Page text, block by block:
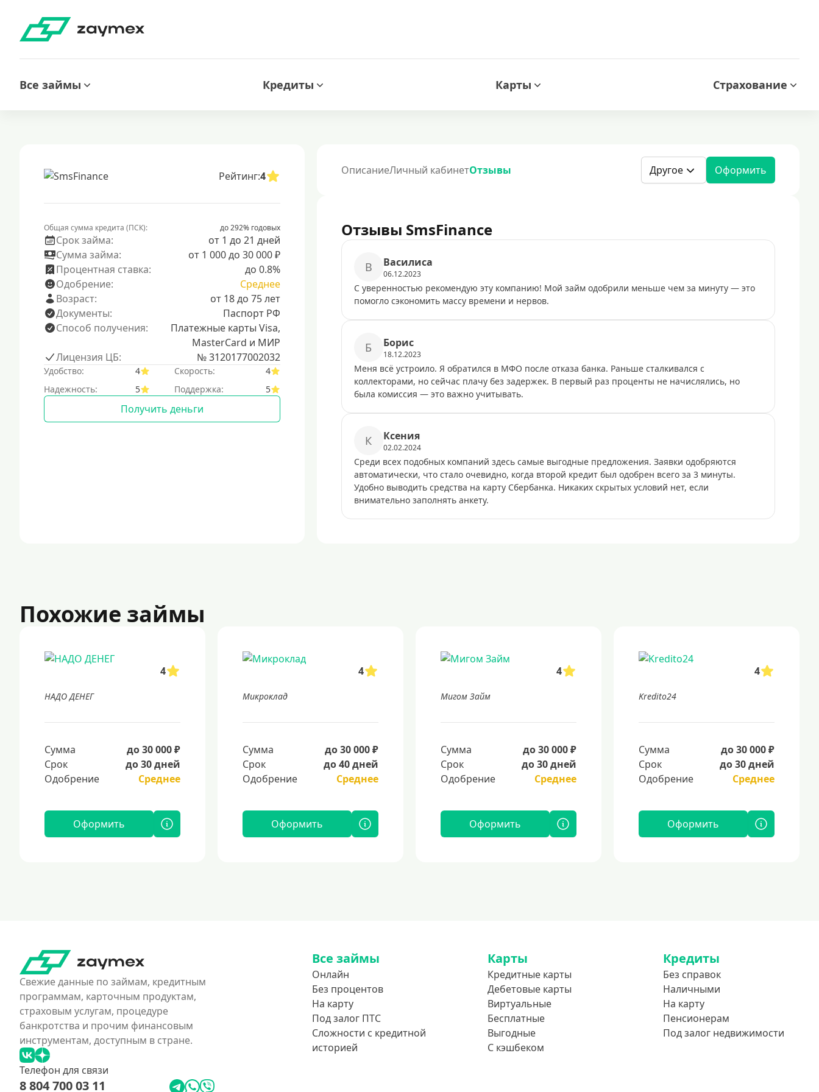
Все займы Кредиты Карты Страхование
Рейтинг:4
Общая сумма кредита (ПСК): до 292% годовых
Срок займа:
от 1 до 21 дней
Сумма займа:
от 1 000 до 30 000 ₽
Процентная ставка:
до 0.8%
Одобрение:
Среднее
Возраст:
от 18 до 75 лет
Документы:
Паспорт РФ
Способ получения:
Платежные карты Visa,
MasterCard и МИР
Лицензия ЦБ:
№ 3120177002032
Удобство: 4 Скорость:
4
Надежность:
5 Поддержка: 5
Получить деньги
ОписаниеЛичный кабинетОтзывы Другое Оформить
Отзывы SmsFinance
В Василиса
06.12.2023
С уверенностью рекомендую эту компанию! Мой займ одобрили меньше чем за минуту — это
помогло сэкономить массу времени и нервов.
Б Борис
18.12.2023
Меня всё устроило. Я обратился в МФО после отказа банка. Раньше сталкивался с
коллекторами, но сейчас плачу без задержек. В первый раз проценты не начислялись, но
была комиссия — это важно учитывать.
К Ксения
02.02.2024
Среди всех подобных компаний здесь самые выгодные предложения. Заявки одобряются
автоматически, что стало очевидно, когда второй кредит был одобрен всего за 3 минуты.
Удобно выводить средства на карту Сбербанка. Никаких скрытых условий нет, если
внимательно заполнять анкету.
Похожие займы
4
НАДО ДЕНЕГ
Сумма
до 30 000 ₽
Срок
до 30 дней
Одобрение
Среднее
Оформить
4
Микроклад
Сумма
до 30 000 ₽
Срок
до 40 дней
Одобрение
Среднее
Оформить
4
Мигом Займ
Сумма
до 30 000 ₽
Срок
до 30 дней
Одобрение
Среднее
Оформить
4
Kredito24
Сумма
до 30 000 ₽
Срок
до 30 дней
Одобрение
Среднее
Оформить
Свежие данные по займам, кредитным
программам, карточным продуктам,
страховым услугам, процедуре
банкротства и прочим финансовым
инструментам, доступным в стране.
Телефон для связи
8 804 700 03 11
Все займы
Онлайн
Без процентов
На карту
Под залог ПТС
Сложности с кредитной
историей
Карты
Кредитные карты
Дебетовые карты
Виртуальные
Бесплатные
Выгодные
С кэшбеком
Кредиты
Без справок
Наличными
На карту
Пенсионерам
Под залог недвижимости